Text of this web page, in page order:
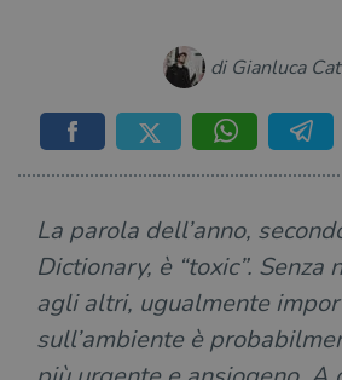
di Gianluca
La parola dell’anno,
Dictionary, è “toxic”.
agli altri, ugualmente
sull’ambiente è